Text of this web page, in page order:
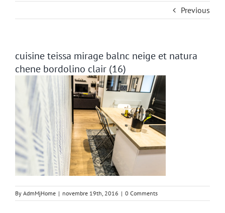
Previous
cuisine teissa mirage balnc neige et natura
chene bordolino clair (16)
By AdmMjHome | novembre 19th, 2016 | 0 Comments